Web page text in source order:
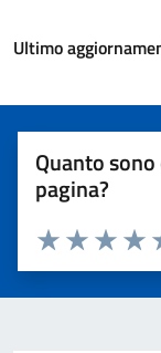
Ultimo
Quanto
pagina?
Valuta 3
Valuta 2
Valuta 1 stelle